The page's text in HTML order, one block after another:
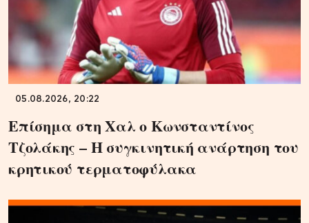
05.08.2026, 20:22
Επίσημα στη Χαλ ο Κωνσταντίνος
Τζολάκης – Η συγκινητική ανάρτηση του
κρητικού τερματοφύλακα